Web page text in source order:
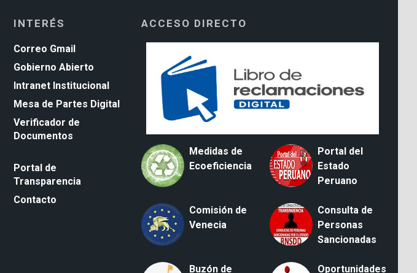
INTERÉS
Correo Gmail
Gobierno Abierto
Intranet Institucional
Mesa de Partes Digital
Verificador de
Documentos
Portal de
Transparencia
Contacto
ACCESO DIRECTO
Medidas de
Ecoeficiencia
Portal del
Estado
Peruano
Comisión de
Venecia
Consulta de
Personas
Sancionadas
Buzón de Oportunidades